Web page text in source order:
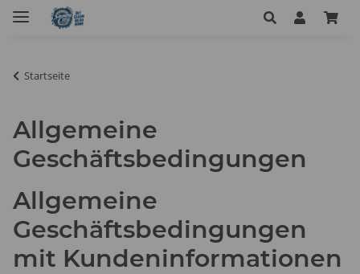
Startseite
Allgemeine
Geschäftsbedingungen
Allgemeine
Geschäftsbedingungen
mit Kundeninformationen